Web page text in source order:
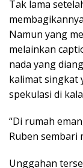
Tak lama
Namun yang
melainkan
nada yang
kalimat singkat
spekulasi di
“Di rumah
Ruben sembari
Unggahan